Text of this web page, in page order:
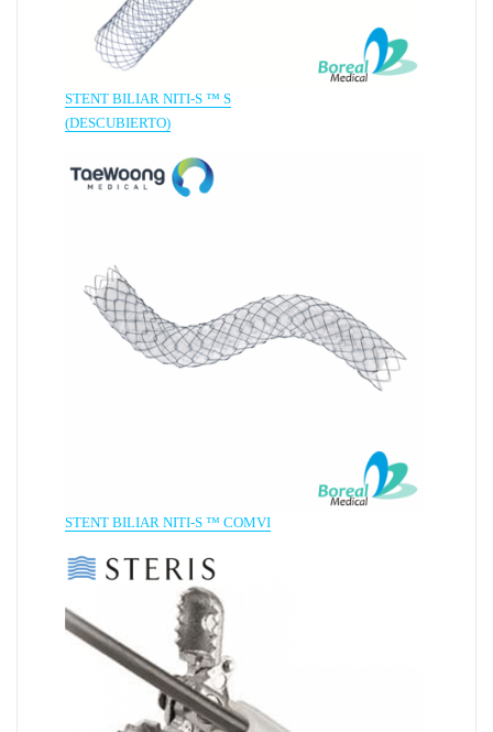
STENT BILIAR NITI-S ™ S
(DESCUBIERTO)
STENT BILIAR NITI-S ™ COMVI